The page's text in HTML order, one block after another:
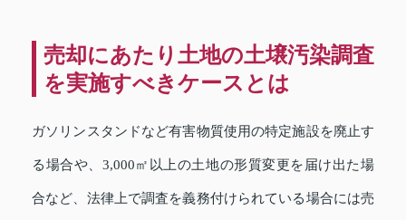
売却にあたり土地の土壌汚染調査
を実施すべきケースとは
ガソリンスタンドなど有害物質使用の特定施設を廃止す
る場合や、3,000㎡以上の土地の形質変更を届け出た場
合など、法律上で調査を義務付けられている場合には売